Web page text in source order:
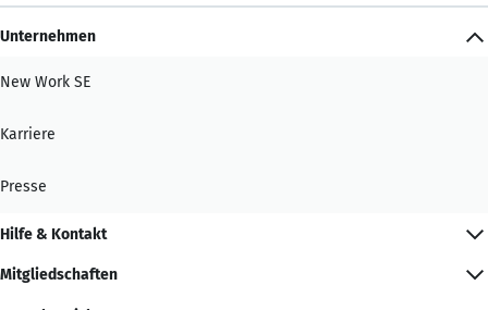
Unternehmen
New Work SE
Karriere
Presse
Hilfe & Kontakt
Mitgliedschaften